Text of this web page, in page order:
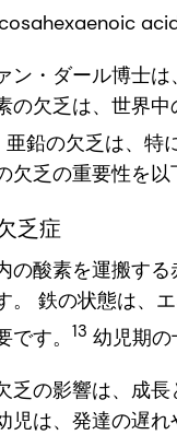
ン・ダール博士
の欠乏は、世界
亜鉛の欠乏は、特
欠乏の重要性を以
乏症
の酸素を運搬す
。 鉄の状態は、
です。
13 幼児期の
乏の影響は、成
児は、発達の遅